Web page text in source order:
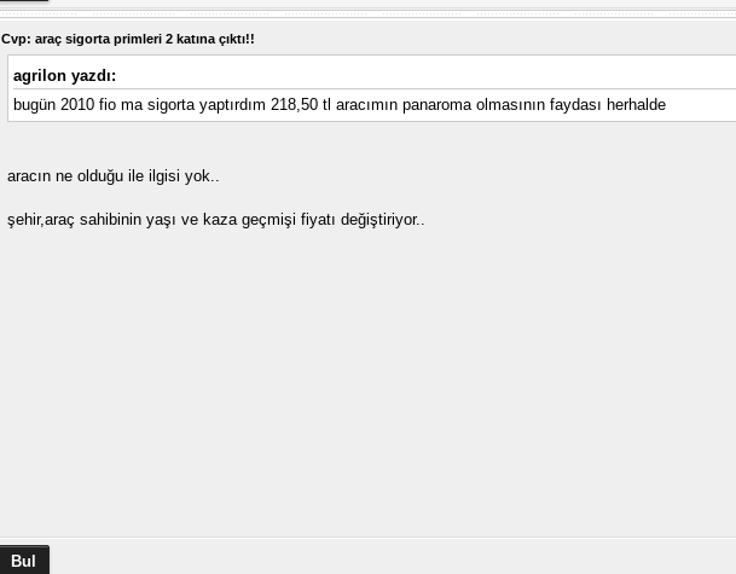
Cvp: araç sigorta primleri 2 katına çıktı!!
agrilon yazdı:
bugün 2010 fio ma sigorta yaptırdım 218,50 tl aracımın panaroma olmasının faydası herhalde
aracın ne olduğu ile ilgisi yok..
şehir,araç sahibinin yaşı ve kaza geçmişi fiyatı değiştiriyor..